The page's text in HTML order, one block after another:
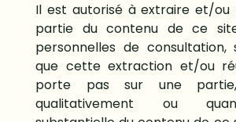
Il est autorisé à extraire et/ou
partie du contenu de ce
personnelles de consultation,
que cette extraction et/ou
porte pas sur une
qualitativement ou